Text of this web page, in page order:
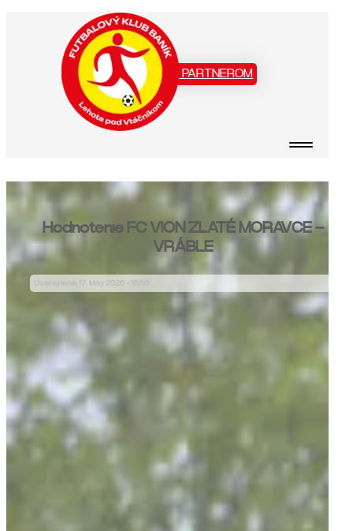
Staň sa našim PARTNEROM
Hodnotenie FC VION ZLATÉ MORAVCE –
VRÁBLE
Uverejnené: 17. May 2026 - 16:56